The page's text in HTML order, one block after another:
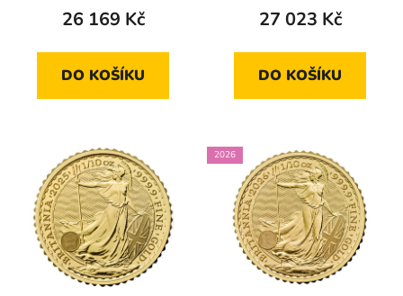
26 169 Kč
DO KOŠÍKU
27 023 Kč
DO KOŠÍKU
2026